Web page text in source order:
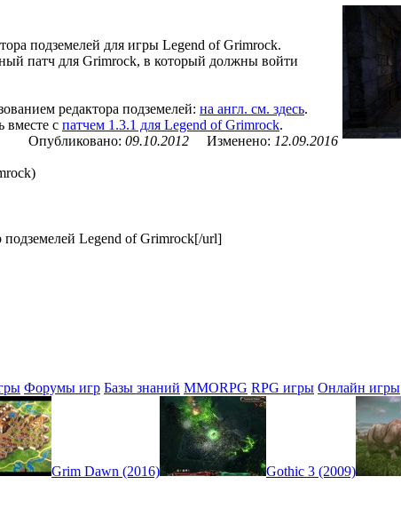
подземелей для игры Legend of Grimrock.
патч для Grimrock, в который должны войти
редактора подземелей: на англ. см. здесь.
вместе с патчем 1.3.1 для Legend of Grimrock.
Опубликовано: 09.10.2012 Изменено: 12.09.2016
подземелей Legend of Grimrock[/url]
Форумы игр Базы знаний MMORPG RPG игры Онлайн игры
Grim Dawn (2016) Gothic 3 (2009)